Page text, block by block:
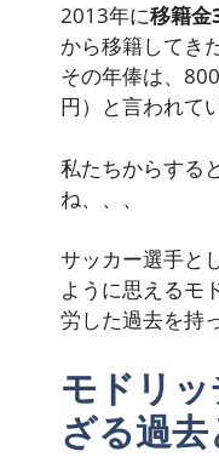
2013年に移籍金
から移籍してき
その年俸は、
円）
と言われて
私たちからする
ね、、、
サッカー選手と
ように思えるモ
労した過去を持
モドリ
ざる過去